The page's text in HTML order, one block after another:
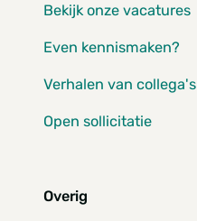
Bekijk onze vacatures
Even kennismaken?
Verhalen van collega's
Open sollicitatie
Overig